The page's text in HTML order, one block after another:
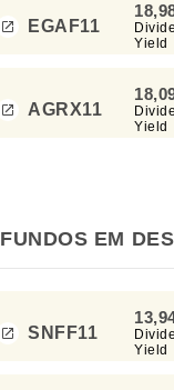
EGAF11
Yield
AGRX11
Yield
FUNDOS EM
SNFF11
Yield